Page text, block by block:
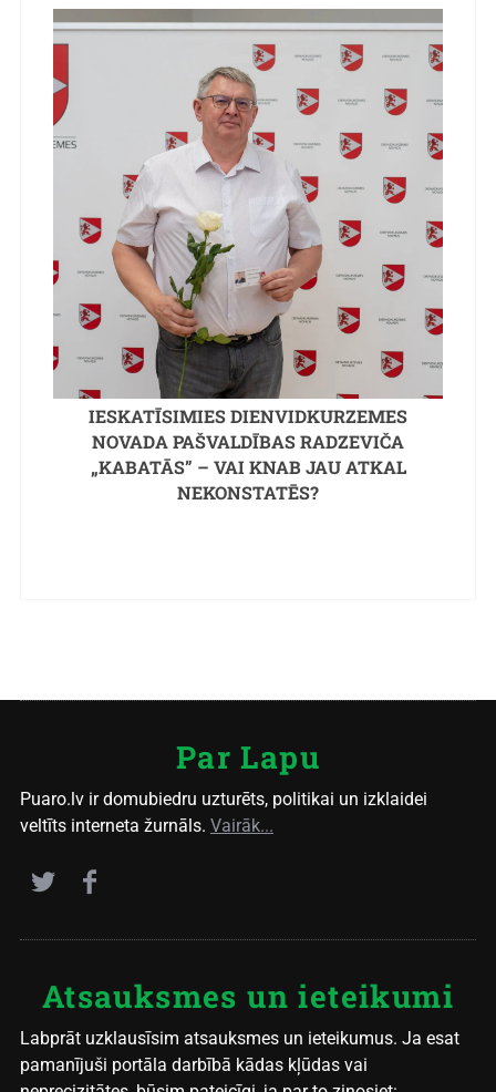
IESKATĪSIMIES DIENVIDKURZEMES
NOVADA PAŠVALDĪBAS RADZEVIČA
„KABATĀS” – VAI KNAB JAU ATKAL
NEKONSTATĒS?
Par Lapu
Puaro.lv ir domubiedru uzturēts, politikai un izklaidei
veltīts interneta žurnāls. Vairāk...
Atsauksmes un ieteikumi
Labprāt uzklausīsim atsauksmes un ieteikumus. Ja esat
pamanījuši portāla darbībā kādas kļūdas vai